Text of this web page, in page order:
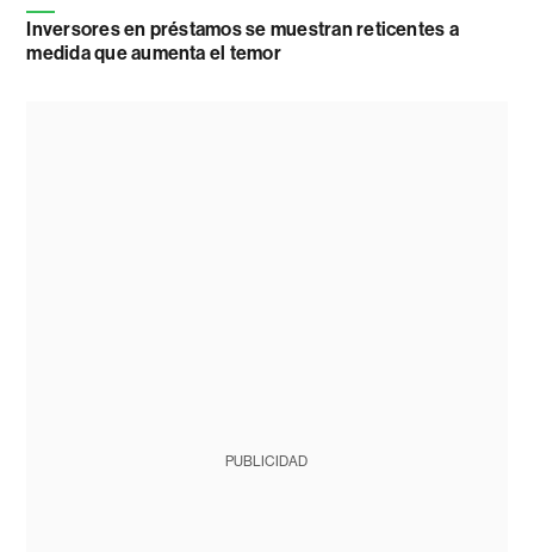
Inversores en préstamos se muestran reticentes a
medida que aumenta el temor
PUBLICIDAD